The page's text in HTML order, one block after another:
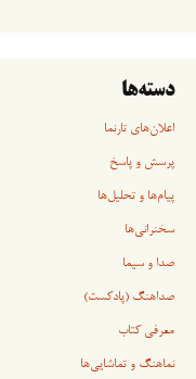
دسته‌ها
اعلان‌های تارنما
پرسش و پاسخ
پیام‌ها و تحلیل‌ها
سخنرانی‏‏‌ها
صدا و سیما
صداهنگ (پادکست)
معرفی کتاب
نماهنگ و تماشایی‌ها